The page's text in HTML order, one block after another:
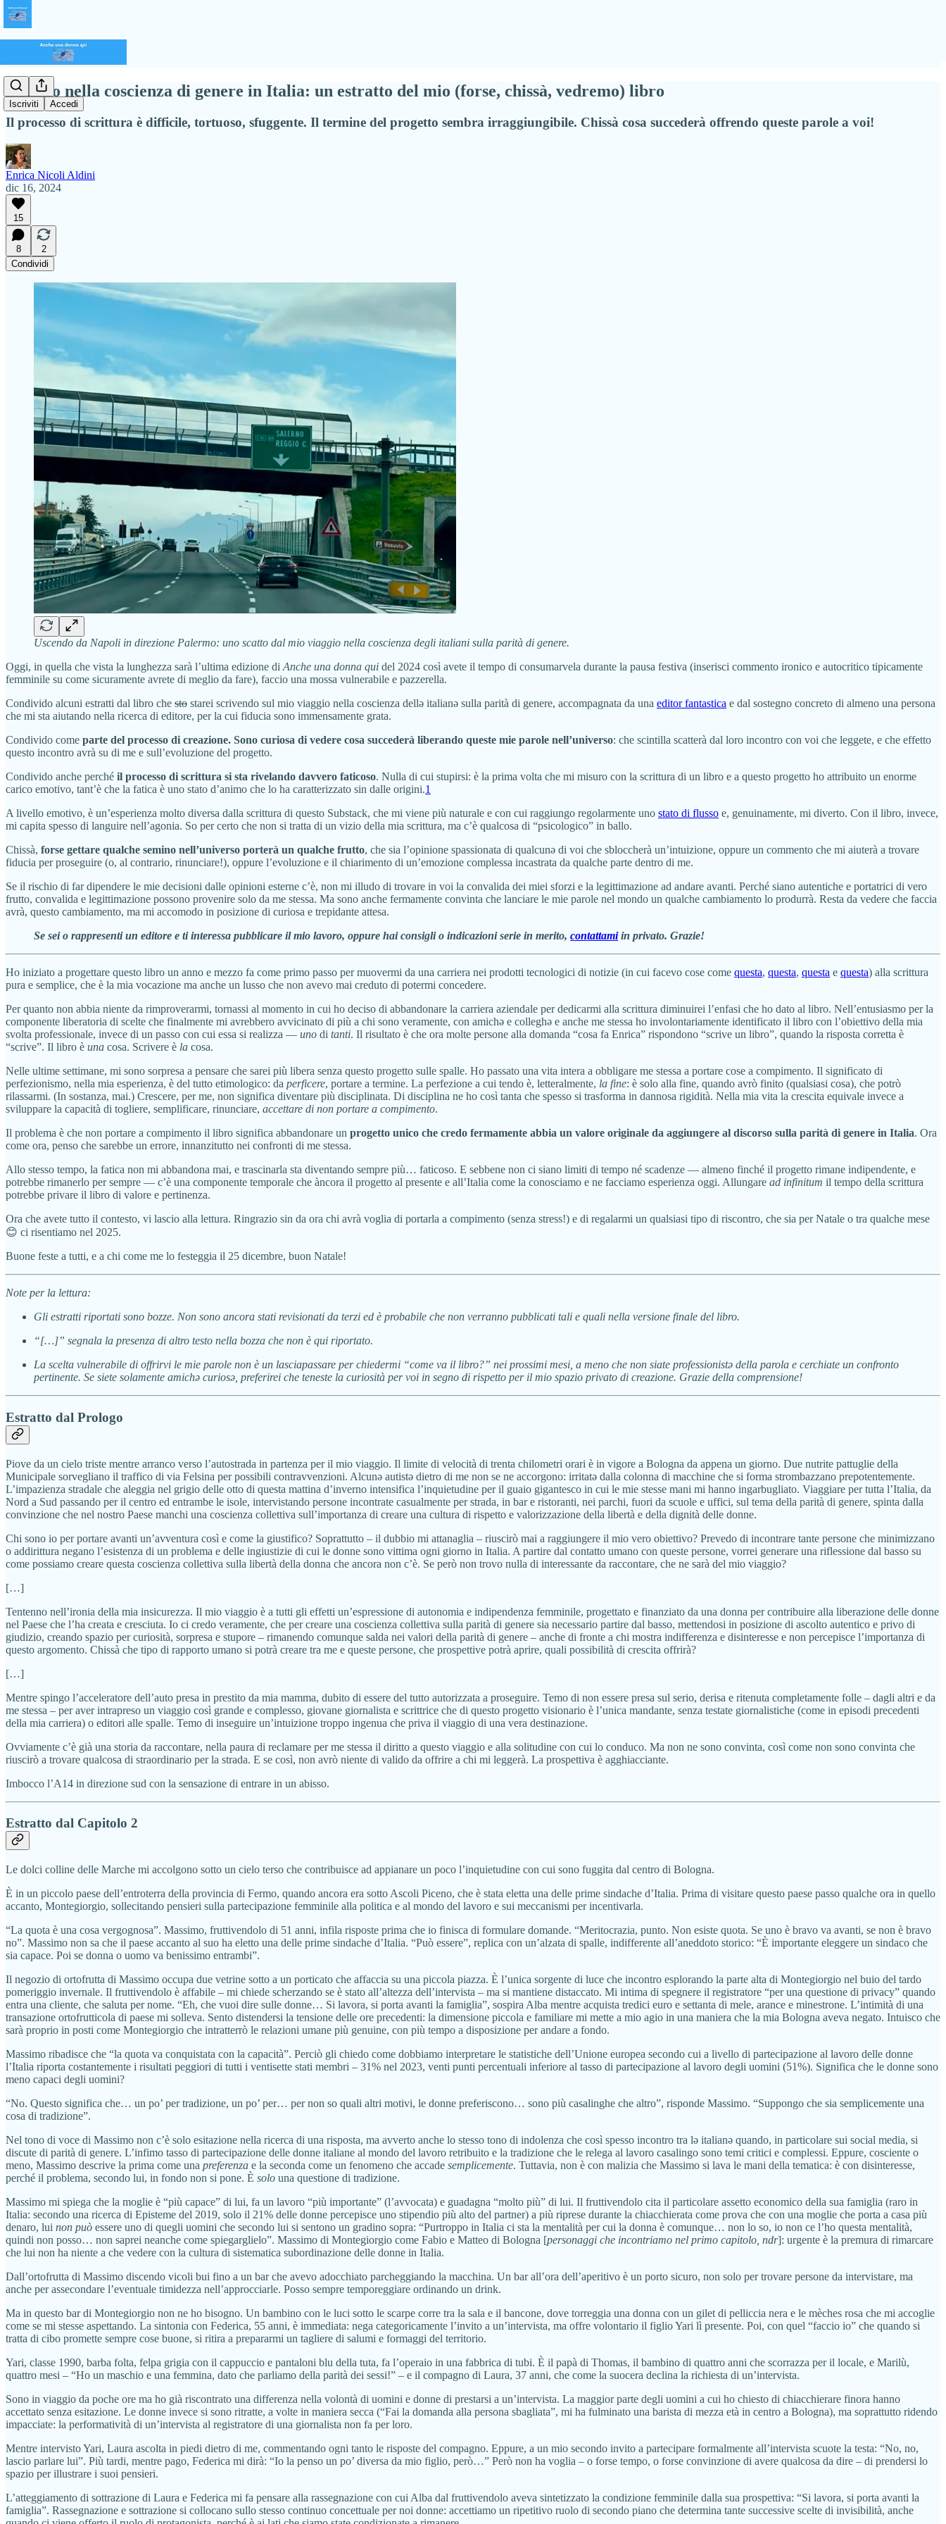
Iscriviti Accedi
Viaggio nella coscienza di genere in Italia: un estratto del mio (forse, chissà, vedremo) libro
Il processo di scrittura è difficile, tortuoso, sfuggente. Il termine del progetto sembra irraggiungibile. Chissà cosa succederà offrendo queste parole a voi!
Enrica Nicoli Aldini
dic 16, 2024
15
8
2
Condividi
Uscendo da Napoli in direzione Palermo: uno scatto dal mio viaggio nella coscienza degli italiani sulla parità di genere.
Oggi, in quella che vista la lunghezza sarà l’ultima edizione di Anche una donna qui del 2024 così avete il tempo di consumarvela durante la pausa festiva (inserisci commento ironico e autocritico tipicamente
femminile su come sicuramente avrete di meglio da fare), faccio una mossa vulnerabile e pazzerella.
Condivido alcuni estratti dal libro che sto starei scrivendo sul mio viaggio nella coscienza dellə italianə sulla parità di genere, accompagnata da una editor fantastica e dal sostegno concreto di almeno una persona
che mi sta aiutando nella ricerca di editore, per la cui fiducia sono immensamente grata.
Condivido come parte del processo di creazione. Sono curiosa di vedere cosa succederà liberando queste mie parole nell’universo: che scintilla scatterà dal loro incontro con voi che leggete, e che effetto
questo incontro avrà su di me e sull’evoluzione del progetto.
Condivido anche perché il processo di scrittura si sta rivelando davvero faticoso. Nulla di cui stupirsi: è la prima volta che mi misuro con la scrittura di un libro e a questo progetto ho attribuito un enorme
carico emotivo, tant’è che la fatica è uno stato d’animo che lo ha caratterizzato sin dalle origini.1
A livello emotivo, è un’esperienza molto diversa dalla scrittura di questo Substack, che mi viene più naturale e con cui raggiungo regolarmente uno stato di flusso e, genuinamente, mi diverto. Con il libro, invece,
mi capita spesso di languire nell’agonia. So per certo che non si tratta di un vizio della mia scrittura, ma c’è qualcosa di “psicologico” in ballo.
Chissà, forse gettare qualche semino nell’universo porterà un qualche frutto, che sia l’opinione spassionata di qualcunə di voi che sbloccherà un’intuizione, oppure un commento che mi aiuterà a trovare
fiducia per proseguire (o, al contrario, rinunciare!), oppure l’evoluzione e il chiarimento di un’emozione complessa incastrata da qualche parte dentro di me.
Se il rischio di far dipendere le mie decisioni dalle opinioni esterne c’è, non mi illudo di trovare in voi la convalida dei miei sforzi e la legittimazione ad andare avanti. Perché siano autentiche e portatrici di vero
frutto, convalida e legittimazione possono provenire solo da me stessa. Ma sono anche fermamente convinta che lanciare le mie parole nel mondo un qualche cambiamento lo produrrà. Resta da vedere che faccia
avrà, questo cambiamento, ma mi accomodo in posizione di curiosa e trepidante attesa.
Se sei o rappresenti un editore e ti interessa pubblicare il mio lavoro, oppure hai consigli o indicazioni serie in merito, contattamiin privato. Grazie!
Ho iniziato a progettare questo libro un anno e mezzo fa come primo passo per muovermi da una carriera nei prodotti tecnologici di notizie (in cui facevo cose come questa, questa, questa e questa) alla scrittura
pura e semplice, che è la mia vocazione ma anche un lusso che non avevo mai creduto di potermi concedere.
Per quanto non abbia niente da rimproverarmi, tornassi al momento in cui ho deciso di abbandonare la carriera aziendale per dedicarmi alla scrittura diminuirei l’enfasi che ho dato al libro. Nell’entusiasmo per la
componente liberatoria di scelte che finalmente mi avrebbero avvicinato di più a chi sono veramente, con amichə e colleghə e anche me stessa ho involontariamente identificato il libro con l’obiettivo della mia
svolta professionale, invece di un passo con cui essa si realizza — uno di tanti. Il risultato è che ora molte persone alla domanda “cosa fa Enrica” rispondono “scrive un libro”, quando la risposta corretta è
“scrive”. Il libro è una cosa. Scrivere è la cosa.
Nelle ultime settimane, mi sono sorpresa a pensare che sarei più libera senza questo progetto sulle spalle. Ho passato una vita intera a obbligare me stessa a portare cose a compimento. Il significato di
perfezionismo, nella mia esperienza, è del tutto etimologico: da perficere, portare a termine. La perfezione a cui tendo è, letteralmente, la fine: è solo alla fine, quando avrò finito (qualsiasi cosa), che potrò
rilassarmi. (In sostanza, mai.) Crescere, per me, non significa diventare più disciplinata. Di disciplina ne ho così tanta che spesso si trasforma in dannosa rigidità. Nella mia vita la crescita equivale invece a
sviluppare la capacità di togliere, semplificare, rinunciare, accettare di non portare a compimento.
Il problema è che non portare a compimento il libro significa abbandonare un progetto unico che credo fermamente abbia un valore originale da aggiungere al discorso sulla parità di genere in Italia. Ora
come ora, penso che sarebbe un errore, innanzitutto nei confronti di me stessa.
Allo stesso tempo, la fatica non mi abbandona mai, e trascinarla sta diventando sempre più… faticoso. E sebbene non ci siano limiti di tempo né scadenze — almeno finché il progetto rimane indipendente, e
potrebbe rimanerlo per sempre — c’è una componente temporale che àncora il progetto al presente e all’Italia come la conosciamo e ne facciamo esperienza oggi. Allungare ad infinitum il tempo della scrittura
potrebbe privare il libro di valore e pertinenza.
Ora che avete tutto il contesto, vi lascio alla lettura. Ringrazio sin da ora chi avrà voglia di portarla a compimento (senza stress!) e di regalarmi un qualsiasi tipo di riscontro, che sia per Natale o tra qualche mese
😊 ci risentiamo nel 2025.
Buone feste a tutti, e a chi come me lo festeggia il 25 dicembre, buon Natale!
Note per la lettura:
Gli estratti riportati sono bozze. Non sono ancora stati revisionati da terzi ed è probabile che non verranno pubblicati tali e quali nella versione finale del libro.
“[…]” segnala la presenza di altro testo nella bozza che non è qui riportato.
La scelta vulnerabile di offrirvi le mie parole non è un lasciapassare per chiedermi “come va il libro?” nei prossimi mesi, a meno che non siate professionistə della parola e cerchiate un confronto
pertinente. Se siete solamente amichə curiosə, preferirei che teneste la curiosità per voi in segno di rispetto per il mio spazio privato di creazione. Grazie della comprensione!
Estratto dal Prologo
Piove da un cielo triste mentre arranco verso l’autostrada in partenza per il mio viaggio. Il limite di velocità di trenta chilometri orari è in vigore a Bologna da appena un giorno. Due nutrite pattuglie della
Municipale sorvegliano il traffico di via Felsina per possibili contravvenzioni. Alcunə autistə dietro di me non se ne accorgono: irritatə dalla colonna di macchine che si forma strombazzano prepotentemente.
L’impazienza stradale che aleggia nel grigio delle otto di questa mattina d’inverno intensifica l’inquietudine per il guaio gigantesco in cui le mie stesse mani mi hanno ingarbugliato. Viaggiare per tutta l’Italia, da
Nord a Sud passando per il centro ed entrambe le isole, intervistando persone incontrate casualmente per strada, in bar e ristoranti, nei parchi, fuori da scuole e uffici, sul tema della parità di genere, spinta dalla
convinzione che nel nostro Paese manchi una coscienza collettiva sull’importanza di creare una cultura di rispetto e valorizzazione della libertà e della dignità delle donne.
Chi sono io per portare avanti un’avventura così e come la giustifico? Soprattutto – il dubbio mi attanaglia – riuscirò mai a raggiungere il mio vero obiettivo? Prevedo di incontrare tante persone che minimizzano
o addirittura negano l’esistenza di un problema e delle ingiustizie di cui le donne sono vittima ogni giorno in Italia. A partire dal contatto umano con queste persone, vorrei generare una riflessione dal basso su
come possiamo creare questa coscienza collettiva sulla libertà della donna che ancora non c’è. Se però non trovo nulla di interessante da raccontare, che ne sarà del mio viaggio?
[…]
Tentenno nell’ironia della mia insicurezza. Il mio viaggio è a tutti gli effetti un’espressione di autonomia e indipendenza femminile, progettato e finanziato da una donna per contribuire alla liberazione delle donne
nel Paese che l’ha creata e cresciuta. Io ci credo veramente, che per creare una coscienza collettiva sulla parità di genere sia necessario partire dal basso, mettendosi in posizione di ascolto autentico e privo di
giudizio, creando spazio per curiosità, sorpresa e stupore – rimanendo comunque salda nei valori della parità di genere – anche di fronte a chi mostra indifferenza e disinteresse e non percepisce l’importanza di
questo argomento. Chissà che tipo di rapporto umano si potrà creare tra me e queste persone, che prospettive potrà aprire, quali possibilità di crescita offrirà?
[…]
Mentre spingo l’acceleratore dell’auto presa in prestito da mia mamma, dubito di essere del tutto autorizzata a proseguire. Temo di non essere presa sul serio, derisa e ritenuta completamente folle – dagli altri e da
me stessa – per aver intrapreso un viaggio così grande e complesso, giovane giornalista e scrittrice che di questo progetto visionario è l’unica mandante, senza testate giornalistiche (come in episodi precedenti
della mia carriera) o editori alle spalle. Temo di inseguire un’intuizione troppo ingenua che priva il viaggio di una vera destinazione.
Ovviamente c’è già una storia da raccontare, nella paura di reclamare per me stessa il diritto a questo viaggio e alla solitudine con cui lo conduco. Ma non ne sono convinta, così come non sono convinta che
riuscirò a trovare qualcosa di straordinario per la strada. E se così, non avrò niente di valido da offrire a chi mi leggerà. La prospettiva è agghiacciante.
Imbocco l’A14 in direzione sud con la sensazione di entrare in un abisso.
Estratto dal Capitolo 2
Le dolci colline delle Marche mi accolgono sotto un cielo terso che contribuisce ad appianare un poco l’inquietudine con cui sono fuggita dal centro di Bologna.
È in un piccolo paese dell’entroterra della provincia di Fermo, quando ancora era sotto Ascoli Piceno, che è stata eletta una delle prime sindache d’Italia. Prima di visitare questo paese passo qualche ora in quello
accanto, Montegiorgio, sollecitando pensieri sulla partecipazione femminile alla politica e al mondo del lavoro e sui meccanismi per incentivarla.
“La quota è una cosa vergognosa”. Massimo, fruttivendolo di 51 anni, infila risposte prima che io finisca di formulare domande. “Meritocrazia, punto. Non esiste quota. Se uno è bravo va avanti, se non è bravo
no”. Massimo non sa che il paese accanto al suo ha eletto una delle prime sindache d’Italia. “Può essere”, replica con un’alzata di spalle, indifferente all’aneddoto storico: “È importante eleggere un sindaco che
sia capace. Poi se donna o uomo va benissimo entrambi”.
Il negozio di ortofrutta di Massimo occupa due vetrine sotto a un porticato che affaccia su una piccola piazza. È l’unica sorgente di luce che incontro esplorando la parte alta di Montegiorgio nel buio del tardo
pomeriggio invernale. Il fruttivendolo è affabile – mi chiede scherzando se è stato all’altezza dell’intervista – ma si mantiene distaccato. Mi intima di spegnere il registratore “per una questione di privacy” quando
entra una cliente, che saluta per nome. “Eh, che vuoi dire sulle donne… Si lavora, si porta avanti la famiglia”, sospira Alba mentre acquista tredici euro e settanta di mele, arance e minestrone. L’intimità di una
transazione ortofrutticola di paese mi solleva. Sento distendersi la tensione delle ore precedenti: la dimensione piccola e familiare mi mette a mio agio in una maniera che la mia Bologna aveva negato. Intuisco che
sarà proprio in posti come Montegiorgio che intratterrò le relazioni umane più genuine, con più tempo a disposizione per andare a fondo.
Massimo ribadisce che “la quota va conquistata con la capacità”. Perciò gli chiedo come dobbiamo interpretare le statistiche dell’Unione europea secondo cui a livello di partecipazione al lavoro delle donne
l’Italia riporta costantemente i risultati peggiori di tutti i ventisette stati membri – 31% nel 2023, venti punti percentuali inferiore al tasso di partecipazione al lavoro degli uomini (51%). Significa che le donne sono
meno capaci degli uomini?
“No. Questo significa che… un po’ per tradizione, un po’ per… per non so quali altri motivi, le donne preferiscono… sono più casalinghe che altro”, risponde Massimo. “Suppongo che sia semplicemente una
cosa di tradizione”.
Nel tono di voce di Massimo non c’è solo esitazione nella ricerca di una risposta, ma avverto anche lo stesso tono di indolenza che così spesso incontro tra lə italianə quando, in particolare sui social media, si
discute di parità di genere. L’infimo tasso di partecipazione delle donne italiane al mondo del lavoro retribuito e la tradizione che le relega al lavoro casalingo sono temi critici e complessi. Eppure, cosciente o
meno, Massimo descrive la prima come una preferenza e la seconda come un fenomeno che accade semplicemente. Tuttavia, non è con malizia che Massimo si lava le mani della tematica: è con disinteresse,
perché il problema, secondo lui, in fondo non si pone. È solo una questione di tradizione.
Massimo mi spiega che la moglie è “più capace” di lui, fa un lavoro “più importante” (l’avvocata) e guadagna “molto più” di lui. Il fruttivendolo cita il particolare assetto economico della sua famiglia (raro in
Italia: secondo una ricerca di Episteme del 2019, solo il 21% delle donne percepisce uno stipendio più alto del partner) a più riprese durante la chiacchierata come prova che con una moglie che porta a casa più
denaro, lui non può essere uno di quegli uomini che secondo lui si sentono un gradino sopra: “Purtroppo in Italia ci sta la mentalità per cui la donna è comunque… non lo so, io non ce l’ho questa mentalità,
quindi non posso… non saprei neanche come spiegarglielo”. Massimo di Montegiorgio come Fabio e Matteo di Bologna [personaggi che incontriamo nel primo capitolo, ndr]: urgente è la premura di rimarcare
che lui non ha niente a che vedere con la cultura di sistematica subordinazione delle donne in Italia.
Dall’ortofrutta di Massimo discendo vicoli bui fino a un bar che avevo adocchiato parcheggiando la macchina. Un bar all’ora dell’aperitivo è un porto sicuro, non solo per trovare persone da intervistare, ma
anche per assecondare l’eventuale timidezza nell’approcciarle. Posso sempre temporeggiare ordinando un drink.
Ma in questo bar di Montegiorgio non ne ho bisogno. Un bambino con le luci sotto le scarpe corre tra la sala e il bancone, dove torreggia una donna con un gilet di pelliccia nera e le mèches rosa che mi accoglie
come se mi stesse aspettando. La sintonia con Federica, 55 anni, è immediata: nega categoricamente l’invito a un’intervista, ma offre volontario il figlio Yari lì presente. Poi, con quel “faccio io” che quando si
tratta di cibo promette sempre cose buone, si ritira a prepararmi un tagliere di salumi e formaggi del territorio.
Yari, classe 1990, barba folta, felpa grigia con il cappuccio e pantaloni blu della tuta, fa l’operaio in una fabbrica di tubi. È il papà di Thomas, il bambino di quattro anni che scorrazza per il locale, e Marilù,
quattro mesi – “Ho un maschio e una femmina, dato che parliamo della parità dei sessi!” – e il compagno di Laura, 37 anni, che come la suocera declina la richiesta di un’intervista.
Sono in viaggio da poche ore ma ho già riscontrato una differenza nella volontà di uomini e donne di prestarsi a un’intervista. La maggior parte degli uomini a cui ho chiesto di chiacchierare finora hanno
accettato senza esitazione. Le donne invece si sono ritratte, a volte in maniera secca (“Fai la domanda alla persona sbagliata”, mi ha fulminato una barista di mezza età in centro a Bologna), ma soprattutto ridendo
impacciate: la performatività di un’intervista al registratore di una giornalista non fa per loro.
Mentre intervisto Yari, Laura ascolta in piedi dietro di me, commentando ogni tanto le risposte del compagno. Eppure, a un mio secondo invito a partecipare formalmente all’intervista scuote la testa: “No, no,
lascio parlare lui”. Più tardi, mentre pago, Federica mi dirà: “Io la penso un po’ diversa da mio figlio, però…” Però non ha voglia – o forse tempo, o forse convinzione di avere qualcosa da dire – di prendersi lo
spazio per illustrare i suoi pensieri.
L’atteggiamento di sottrazione di Laura e Federica mi fa pensare alla rassegnazione con cui Alba dal fruttivendolo aveva sintetizzato la condizione femminile dalla sua prospettiva: “Si lavora, si porta avanti la
famiglia”. Rassegnazione e sottrazione si collocano sullo stesso continuo concettuale per noi donne: accettiamo un ripetitivo ruolo di secondo piano che determina tante successive scelte di invisibilità, anche